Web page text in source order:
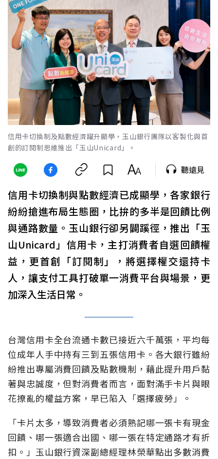
信用卡切換制及點數經濟躍升顯學，玉山銀行團隊以客製化與首
創的訂閱制思維推出「玉山Unicard」。
聽遠見
信用卡切換制與點數經濟已成顯學，各家銀行
紛紛搶進布局生態圈，比拚的多半是回饋比例
與通路數量。玉山銀行卻另闢蹊徑，推出「玉
山Unicard」信用卡，主打消費者自選回饋權
益，更首創「訂閱制」，將選擇權交還持卡
人，讓支付工具打破單一消費平台與場景，更
加深入生活日常。
台灣信用卡全台流通卡數已接近六千萬張，平均每
位成年人手中持有三到五張信用卡。各大銀行雖紛
紛推出專屬消費回饋及點數機制，藉此提升用戶黏
著與忠誠度，但對消費者而言，面對滿手卡片與眼
花撩亂的權益方案，早已陷入「選擇疲勞」。
「卡片太多，導致消費者必須熟記哪一張卡有現金
回饋、哪一張適合出國、哪一張在特定通路才有折
扣。」玉山銀行資深副總經理林榮華點出多數消費